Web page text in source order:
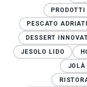
PESCATO
DESSERT
JESOLO LIDO
JOLÀ